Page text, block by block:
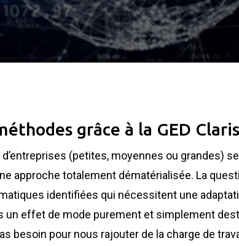
grâce à la GED
d’entreprises (petites, moyennes ou grandes)
approche totalement dématérialisée. La
identifiées qui nécessitent une
un effet de mode purement et simplement
besoin pour nous rajouter de la charge de